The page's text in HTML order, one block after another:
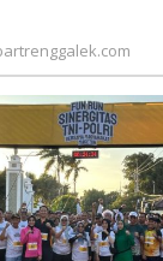
Hari
ke-
79
di